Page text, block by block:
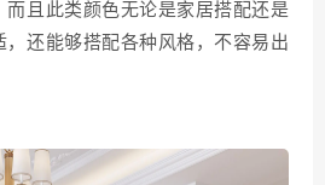
而且此类颜色无论是家居搭配还是
还能够搭配各种风格，不容易出